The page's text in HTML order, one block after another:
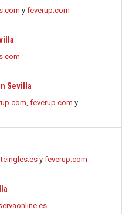
y feverup.com
Sevilla
, feverup.com y
y feverup.com